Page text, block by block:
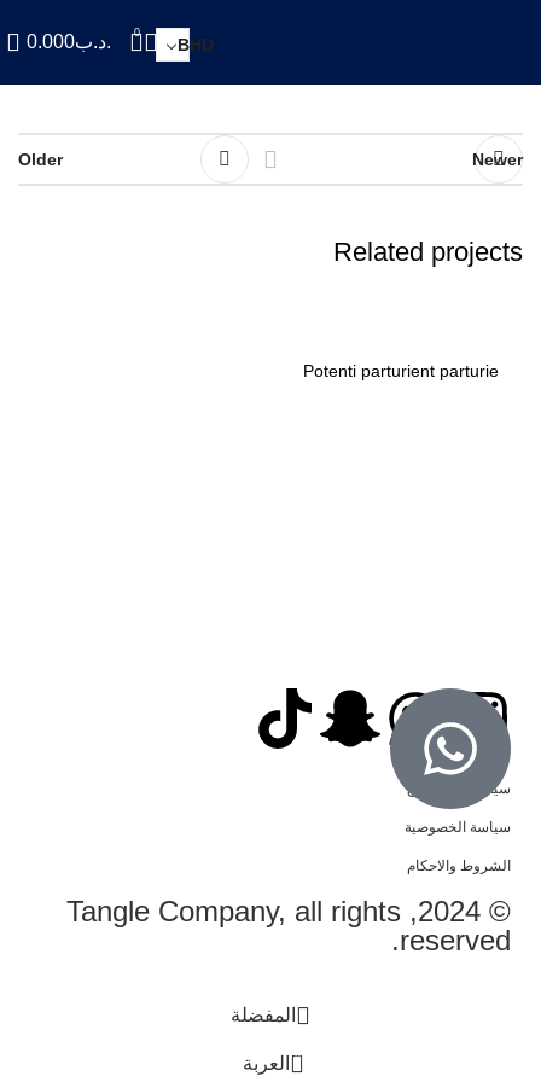
BHD
0 .د.ب0.000
Newer
Older
Related projects
Potenti parturient parturie
سياسة الاسترجاع
سياسة الخصوصية
الشروط والاحكام
© 2024, Tangle Company, all rights
reserved.
المفضلة
0 العربة